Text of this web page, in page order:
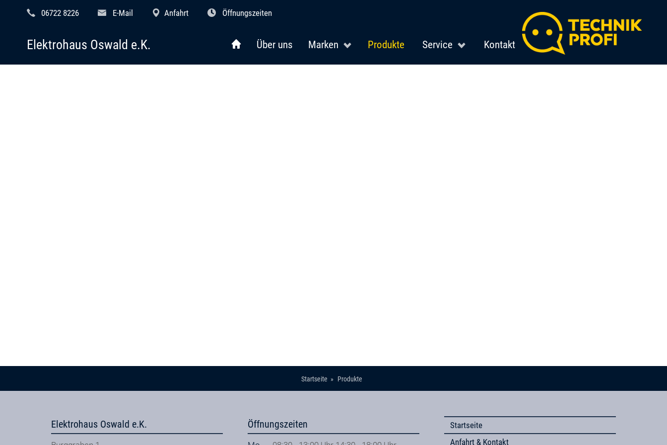
06722 8226 E-Mail Anfahrt Öffnungszeiten
Über uns Marken Produkte Service Kontakt
Elektrohaus Oswald e.K.
Startseite Produkte
Elektrohaus Oswald e.K. Öffnungszeiten
Startseite
Anfahrt & Kontakt